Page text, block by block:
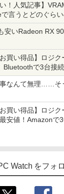
い！人気記事】
言うとどのぐら
安いRadeon RX
買い得品】ロジ
Bluetoothで3台接
事なんて無理……そ
お買い得品】ロジ
安値！Amazonで3
Watch をフォ